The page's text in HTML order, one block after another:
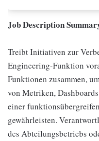
Job Description
Treibt Initiativen zur
Engineering-Funktion
Funktionen zusammen,
von Metriken,
einer
gewährleisten.
des Abteilungsbetriebs